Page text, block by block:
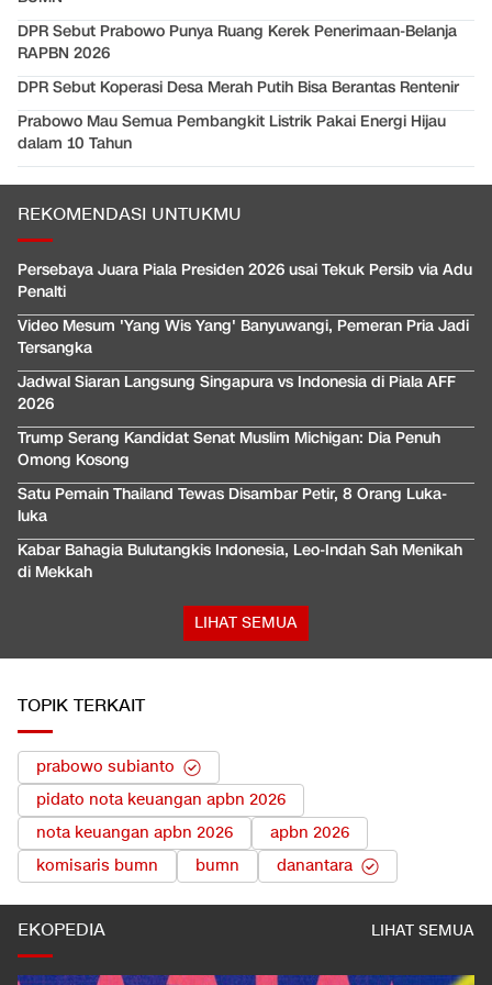
DPR Sebut Prabowo Punya Ruang Kerek Penerimaan-Belanja
RAPBN 2026
DPR Sebut Koperasi Desa Merah Putih Bisa Berantas Rentenir
Prabowo Mau Semua Pembangkit Listrik Pakai Energi Hijau
dalam 10 Tahun
REKOMENDASI UNTUKMU
Persebaya Juara Piala Presiden 2026 usai Tekuk Persib via Adu
Penalti
Video Mesum 'Yang Wis Yang' Banyuwangi, Pemeran Pria Jadi
Tersangka
Jadwal Siaran Langsung Singapura vs Indonesia di Piala AFF
2026
Trump Serang Kandidat Senat Muslim Michigan: Dia Penuh
Omong Kosong
Satu Pemain Thailand Tewas Disambar Petir, 8 Orang Luka-
luka
Kabar Bahagia Bulutangkis Indonesia, Leo-Indah Sah Menikah
di Mekkah
LIHAT SEMUA
TOPIK TERKAIT
prabowo subianto
pidato nota keuangan apbn 2026
nota keuangan apbn 2026
apbn 2026
komisaris bumn
bumn danantara
EKOPEDIA LIHAT SEMUA